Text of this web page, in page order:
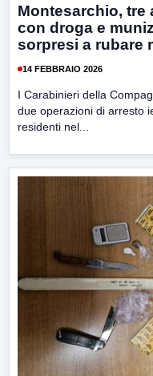
Montesarchio, tre
con droga e
sorpresi a rubare
14 FEBBRAIO 2026
I Carabinieri della
due operazioni di arresto
residenti nel...